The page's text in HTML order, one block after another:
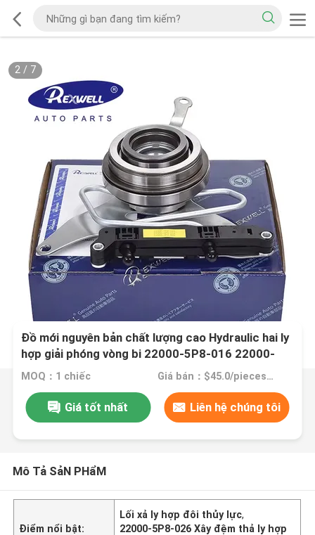
2/ 7
Đồ mới nguyên bản chất lượng cao Hydraulic hai ly
hợp giải phóng vòng bi 22000-5P8-016 22000-
5P8-026 22000-5P8-036 cho Honda Vezel Clutch
MOQ：1 chiếc Giá bán：$45.0/pieces~60.0/pieces
Giá tốt nhất Liên hệ chúng tôi
Mô Tả SảN PHẩM
Điểm nổi bật:
Lối xả ly hợp đôi thủy lực,
22000-5P8-026 Xây đệm thả ly hợp